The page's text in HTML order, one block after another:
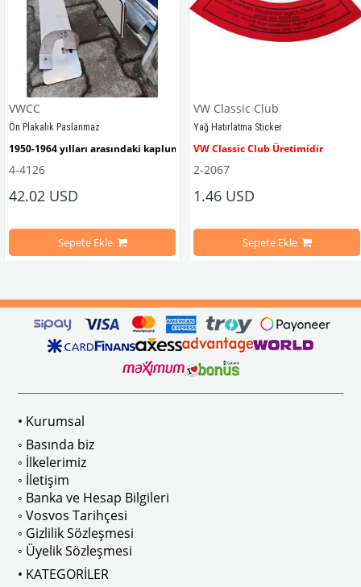
sürüş esnasında doğrudan gelen güneş ışığını keserek görüş
Ghia Modelleri İle Uyumludur
: AC711500 / 80500
VWCC
Ön Plakalık Paslanmaz
1950-1964 yılları arasındaki kaplumbağa modelleri ile uyumludur.
VWC Parça No: 4-4126
4-4126
42.02 USD
Sepete Ekle
VW Classic Club
Yağ Hatırlatma Sticker
VW Classic Club Üretimidir
1960-1967 Yılları Arasındaki T1
1968-1979 Yılları Arasındaki T2
2-2067
1.46 USD
Sepete Ekle
• Kurumsal
◦ Basında biz
◦ İlkelerimiz
◦ İletişim
◦ Banka ve Hesap Bilgileri
◦ Vosvos Tarihçesi
◦ Gizlilik Sözleşmesi
◦ Üyelik Sözleşmesi
• KATEGORİLER